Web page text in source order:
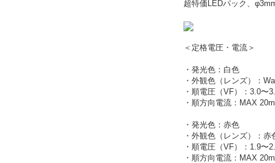
超特価LEDパック、
＜定格電圧・電流＞
・発光色：白色
・外観色（レンズ）：
・順電圧（VF）：3.0〜
・順方向電流：MAX
・発光色：赤色
・外観色（レンズ）：赤
・順電圧（VF）：1.9〜
・順方向電流：MAX